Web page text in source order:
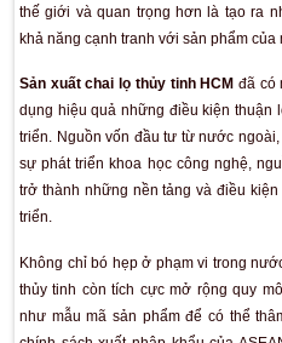
thị trường nhiều sản phẩm
mà tại nhiều tình thành khác,
tính thủ công. Mặc dù chúng
mã đẹp nhưng số lượng
ứng nhu cầu của nền kinh tế.
khoa học kỹ thuật, tập trung
người, tăng năng suất và số
Nền sản xuất thế giới đang
nghệ để đạt được hiệu quả
nghiệp cũng cần đầu tư